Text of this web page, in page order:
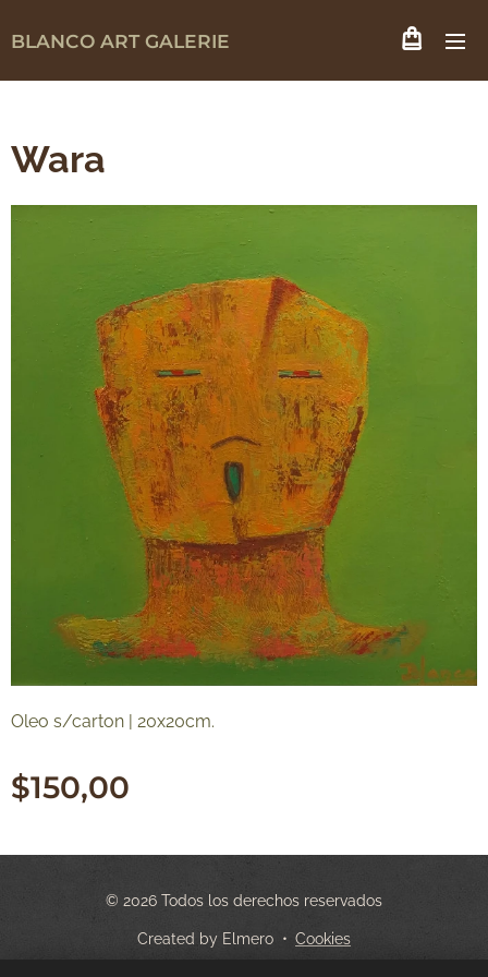
BLANCO ART GALERIE
Wara
Oleo s/carton | 20x20cm.
$150,00
© 2026 Todos los derechos reservados
Created by Elmero Cookies